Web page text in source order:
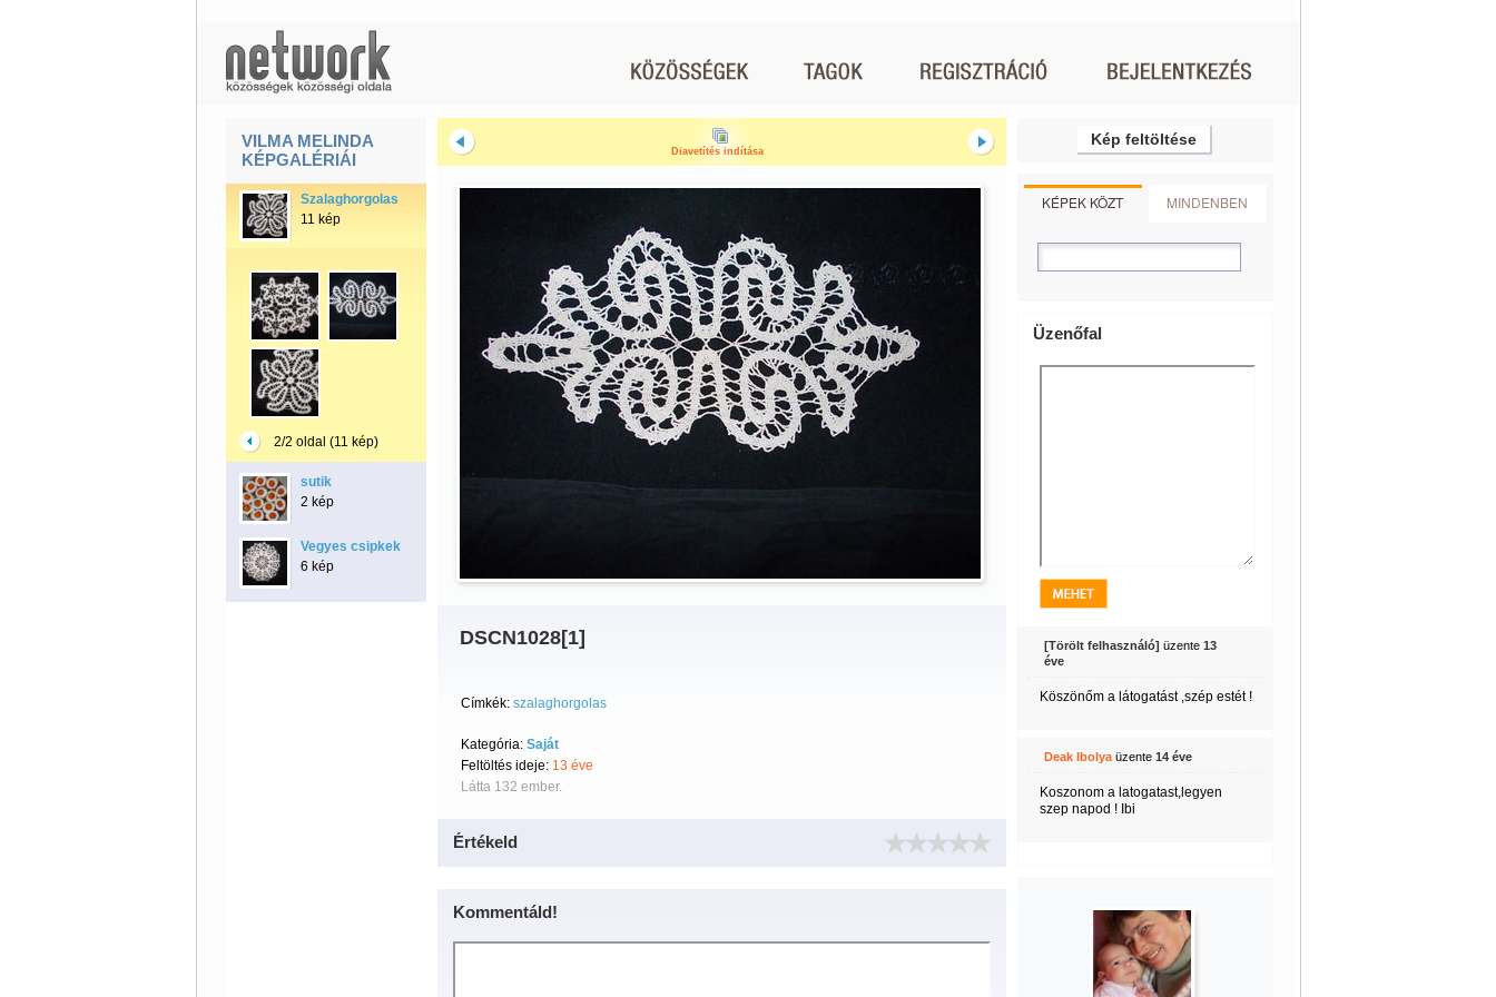
VILMA MELINDA
KÉPGALÉRIÁI
Szalaghorgolas
11 kép
2/2 oldal (11 kép)
sutik
2 kép
Vegyes csipkek
6 kép
Diavetítés indítása
DSCN1028[1]
Címkék: szalaghorgolas
Kategória: Saját
Feltöltés ideje: 13 éve
Látta 132 ember.
Értékeld
Kommentáld!
Kép feltöltése
KÉPEK KÖZT MINDENBEN
Üzenőfal
[Törölt felhasználó] üzente 13
éve
Köszönőm a látogatást ,szép estét !
Deak Ibolyaüzente 14 éve
Koszonom a latogatast,legyen
szep napod ! Ibi